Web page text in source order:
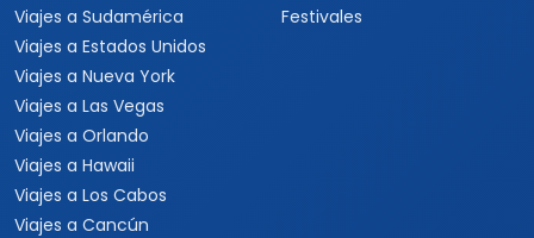
Viajes a Sudamérica
Viajes a Estados Unidos
Viajes a Nueva York
Viajes a Las Vegas
Viajes a Orlando
Viajes a Hawaii
Viajes a Los Cabos
Viajes a Cancún
Festivales